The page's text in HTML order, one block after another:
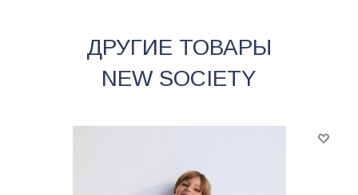
ДРУГИЕ ТОВАРЫ
NEW SOCIETY